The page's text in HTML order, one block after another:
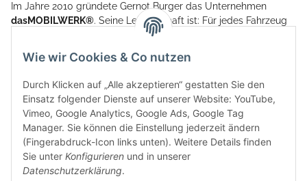
Im Jahre 2010 gründete Gernot Burger das Unternehmen
dasMOBILWERK®. Seine Leidenschaft ist: Für jedes Fahrzeug
ein Car Cover anzubieten - passgenau und individuell.
weitere Produkte, wie Reifenschuhe, Hardtopständer hinzu.
sind mit hochwertigen Techniken und Materialien gefertigt.
dasMOBILWERK® ist seit der Gründung ein
Familienunternehmen, welches sich seit 2010 auf
Wachstumskurs befindet. Hier haben Sie zu den üblichen
Geschäftszeiten immer einen persönlichen Ansprechpartner,
sofern Sie Fragen rund um die Produkte von dasMOBILWERK
Wie wir Cookies & Co nutzen
Durch Klicken auf „Alle akzeptieren“ gestatten Sie den
Einsatz folgender Dienste auf unserer Website: YouTube,
Vimeo, Google Analytics, Google Ads, Google Tag
Manager. Sie können die Einstellung jederzeit ändern
(Fingerabdruck-Icon links unten). Weitere Details finden
Sie unter Konfigurieren und in unserer
Datenschutzerklärung.